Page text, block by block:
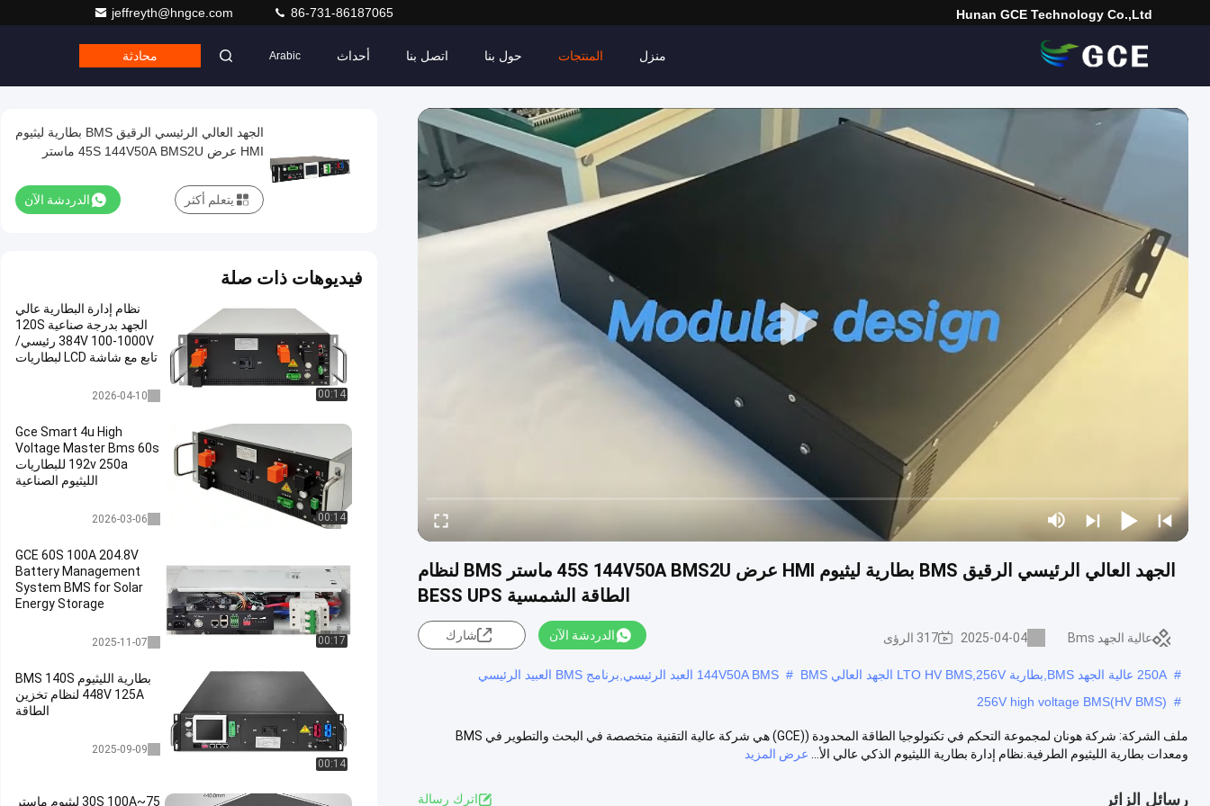
Hunan GCE Technology Co.,Ltd
jeffreyth@hngce.com 86-731-86187065
منزل المنتجات حول بنا اتصل بنا أحداث Arabic محادثة
الجهد العالي الرئيسي الرقيق BMS بطارية ليثيوم HMI عرض 45S 144V50A BMS2U ماستر BMS لنظام
الطاقة الشمسية BESS UPS
عالية الجهد Bms 2025-04-04 317 الرؤى الدردشة الآن شارك
# 250A عالية الجهد BMS,بطارية LTO HV BMS,256V الجهد العالي BMS # 144V50A BMS العبد الرئيسي,برنامج BMS العبيد الرئيسي
#
256V high voltage BMS(HV BMS)
ملف الشركة: شركة هونان لمجموعة التحكم في تكنولوجيا الطاقة المحدودة ((GCE) هي شركة عالية التقنية متخصصة في البحث والتطوير في BMS
ومعدات بطارية الليثيوم الطرفية.نظام إدارة بطارية الليثيوم الذكي عالي الأ...
عرض المزيد
رسائل الزائر اترك رسالة
الجهد العالي الرئيسي الرقيق BMS بطارية ليثيوم
HMI عرض 45S 144V50A BMS2U ماستر
الدردشة الآن يتعلم أكثر
فيديوهات ذات صلة
00:14
نظام إدارة البطارية عالي
الجهد بدرجة صناعية 120S
384V 100-1000V رئيسي/
تابع مع شاشة LCD لبطاريات
2026-04-10
00:14
Gce Smart 4u High
Voltage Master Bms 60s
192v 250a للبطاريات
الليثيوم الصناعية
2026-03-06
00:17
GCE 60S 100A 204.8V
Battery Management
System BMS for Solar
Energy Storage
2025-11-07
00:14
بطارية الليثيوم BMS 140S
448V 125A لنظام تخزين
الطاقة
2025-09-09
75~30S 100A ليثيوم ماستر